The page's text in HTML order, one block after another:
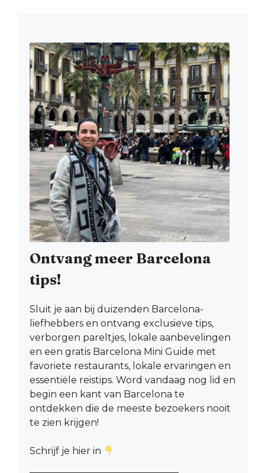
Ontvang meer Barcelona
tips!
Sluit je aan bij duizenden Barcelona-
liefhebbers en ontvang exclusieve tips,
verborgen pareltjes, lokale aanbevelingen
en een gratis Barcelona Mini Guide met
favoriete restaurants, lokale ervaringen en
essentiële reistips. Word vandaag nog lid en
begin een kant van Barcelona te
ontdekken die de meeste bezoekers nooit
te zien krijgen!
Schrijf je hier in